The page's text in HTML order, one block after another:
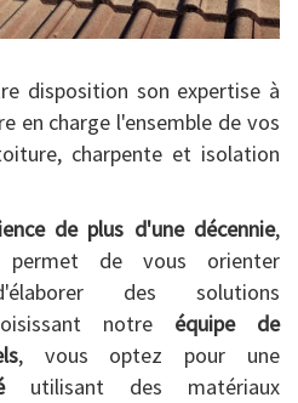
disposition son expertise à
en charge l'ensemble de vos
charpente et isolation
de plus d'une décennie,
permet de vous orienter
des solutions
notre équipe de
, vous optez pour une
utilisant des matériaux